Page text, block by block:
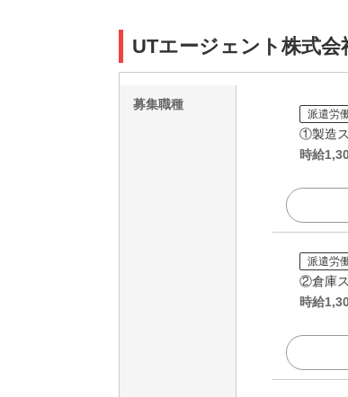
UTエージェント株式
募集職種
派遣労
①製造
時給
派遣労
②倉庫
時給